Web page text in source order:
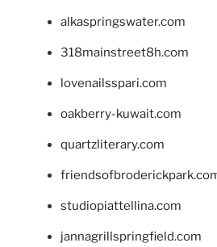
alkaspringswater.com
318mainstreet8h.com
lovenailsspari.com
oakberry-kuwait.com
quartzliterary.com
studiopiattellina.com
jannagrillspringfield.com